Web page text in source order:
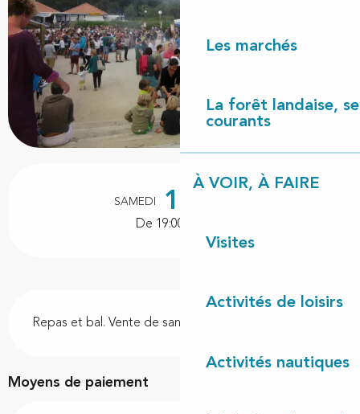
Les marchés
La forêt landaise,
courants
À VOIR, À FAIRE
Visites
Activités de loisirs
Activités nautiques
Ouverture et coordonnées
SAMEDI 15
De 19:00 à 01:00
Repas et bal. Vente de sandwichs, frites et buvette.
Moyens de paiement